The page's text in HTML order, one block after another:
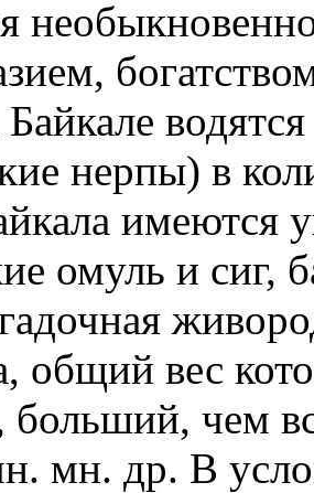
нерпы) в
омуль и сиг,
общий вес
больший, чем
мн. др. В